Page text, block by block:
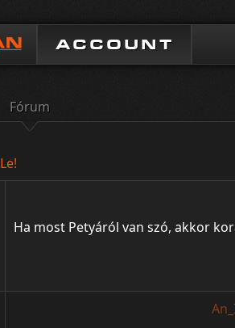
ACCOUNT
Fórum
Le!
Ha most Petyáról van szó, akkor